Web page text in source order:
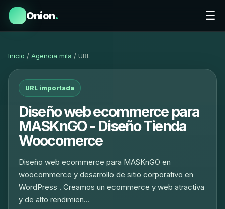
Onion. ☰
Inicio / Agencia mila / URL
URL importada
Diseño web ecommerce para
MASKnGO - Diseño Tienda
Woocomerce
Diseño web ecommerce para MASKnGO en
woocommerce y desarrollo de sitio corporativo en
WordPress . Creamos un ecommerce y web atractiva
y de alto rendimien…